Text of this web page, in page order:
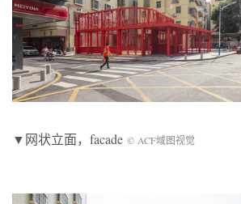
▼网状立面，facade © ACF域图视觉